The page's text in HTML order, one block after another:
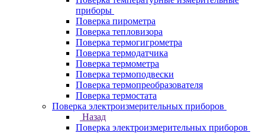
приборы
Поверка пирометра
Поверка тепловизора
Поверка термогигрометра
Поверка термодатчика
Поверка термометра
Поверка термоподвески
Поверка термопреобразователя
Поверка термостата
Поверка электроизмерительных приборов
Назад
Поверка электроизмерительных приборов